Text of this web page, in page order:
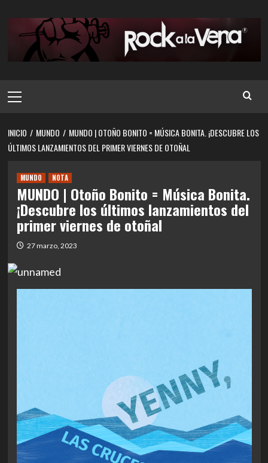
contenido
principal
INICIO MUNDO
MUNDO | OTOÑO BONITO = MÚSICA BONITA. ¡DESCUBRE LOS
ÚLTIMOS LANZAMIENTOS DEL PRIMER VIERNES DE OTOÑAL
MUNDO NOTA
MUNDO | Otoño Bonito = Música Bonita.
¡Descubre los últimos lanzamientos del
primer viernes de otoñal
27 marzo, 2023